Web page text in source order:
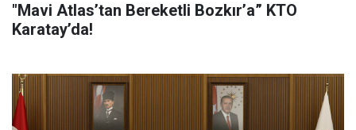
"Mavi Atlas’tan Bereketli Bozkır’a” KTO
Karatay’da!